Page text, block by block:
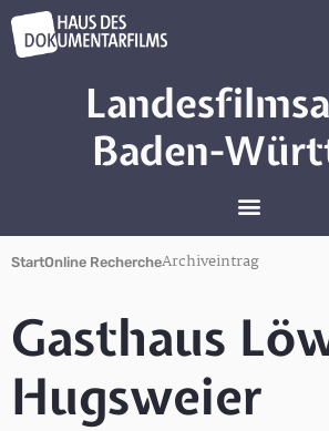
Baden-
StartOnline RechercheArchiveintrag
Gasthaus
Hugsweier